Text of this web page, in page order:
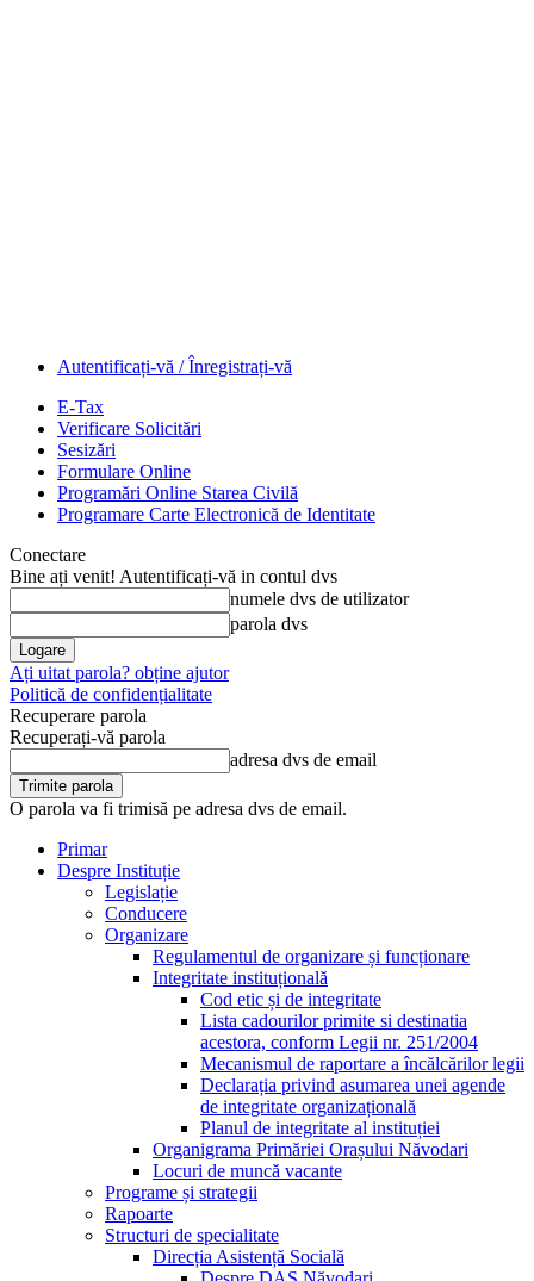
Autentificați-vă / Înregistrați-vă
E-Tax
Verificare Solicitări
Sesizări
Formulare Online
Programări Online Starea Civilă
Programare Carte Electronică de Identitate
Conectare
Bine ați venit! Autentificați-vă in contul dvs
numele dvs de utilizator
parola dvs
Ați uitat parola? obține ajutor
Politică de confidențialitate
Recuperare parola
Recuperați-vă parola
adresa dvs de email
O parola va fi trimisă pe adresa dvs de email.
Primar
Despre Instituție
Legislație
Conducere
Organizare
Regulamentul de organizare și funcționare
Integritate instituțională
Cod etic și de integritate
Lista cadourilor primite si destinatia
acestora, conform Legii nr. 251/2004
Mecanismul de raportare a încălcărilor legii
Declarația privind asumarea unei agende
de integritate organizațională
Planul de integritate al instituției
Organigrama Primăriei Orașului Năvodari
Locuri de muncă vacante
Programe și strategii
Rapoarte
Structuri de specialitate
Direcția Asistență Socială